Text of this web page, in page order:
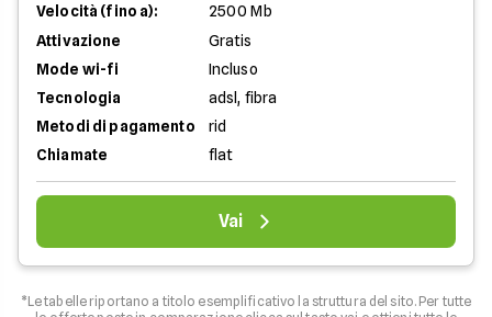
Velocità (fino a):
2500 Mb
Attivazione
Gratis
Mode wi-fi
Incluso
Tecnologia
adsl, fibra
Metodi di pagamento
rid
Chiamate
flat
Vai
*Le tabelle riportano a titolo esemplificativo la struttura del sito. Per tutte